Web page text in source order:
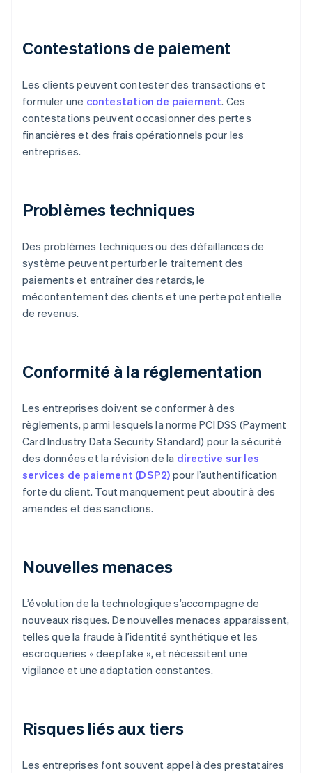
Contestations de paiement
Les clients peuvent contester des transactions et
formuler une contestation de paiement. Ces
contestations peuvent occasionner des pertes
financières et des frais opérationnels pour les
entreprises.
Problèmes techniques
Des problèmes techniques ou des défaillances de
système peuvent perturber le traitement des
paiements et entraîner des retards, le
mécontentement des clients et une perte potentielle
de revenus.
Conformité à la réglementation
Les entreprises doivent se conformer à des
règlements, parmi lesquels la norme PCI DSS (Payment
Card Industry Data Security Standard) pour la sécurité
des données et la révision de la directive sur les
services de paiement (DSP2) pour l’authentification
forte du client. Tout manquement peut aboutir à des
amendes et des sanctions.
Nouvelles menaces
L’évolution de la technologique s’accompagne de
nouveaux risques. De nouvelles menaces apparaissent,
telles que la fraude à l’identité synthétique et les
escroqueries « deepfake », et nécessitent une
vigilance et une adaptation constantes.
Risques liés aux tiers
Les entreprises font souvent appel à des prestataires